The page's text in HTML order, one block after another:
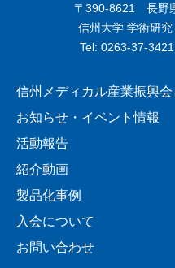
〒390-8621 長野
信州大学 学術研
Tel: 0263-37-
信州メディカル産業振興会
お知らせ・イベント情報
活動報告
紹介動画
製品化事例
入会について
お問い合わせ